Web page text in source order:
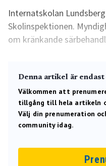
Internatskolan
Skolinspektionen.
om kränkande
Denna artikel är
Välkommen att
tillgång till hela artikeln
Välj din prenumeration
community idag.